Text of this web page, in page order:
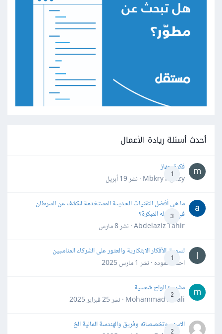
أحدث أسئلة ريادة الأعمال
1
فكرة جهاز
Mbkry Hgazy · نشر
19 أبريل
3
ما هي أفضل التقنيات الحديثة المستخدمة للكشف عن السرطان
في مراحله المبكرة؟
Abdelaziz Tahir · نشر
8 مارس
1
تسويق الأفكار الابتكارية والعثور على الشركاء المناسبين
احمد حموده · نشر 1 مارس 2025
2
مشروع الواح شمسية
Mohammad Awali · نشر
25 فبراير 2025
2
الاسهم وتخصصاته وفريق والهندسة المالية الخ